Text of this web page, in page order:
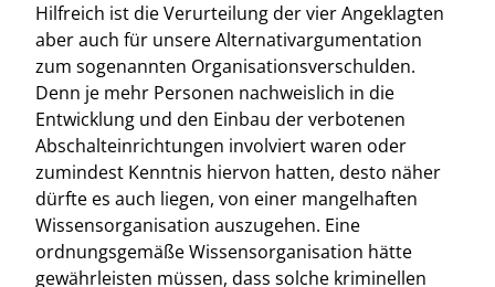
Hilfreich ist die Verurteilung der vier Angeklagten
aber auch für unsere Alternativargumentation
zum sogenannten Organisationsverschulden.
Denn je mehr Personen nachweislich in die
Entwicklung und den Einbau der verbotenen
Abschalteinrichtungen involviert waren oder
zumindest Kenntnis hiervon hatten, desto näher
dürfte es auch liegen, von einer mangelhaften
Wissensorganisation auszugehen. Eine
ordnungsgemäße Wissensorganisation hätte
gewährleisten müssen, dass solche kriminellen